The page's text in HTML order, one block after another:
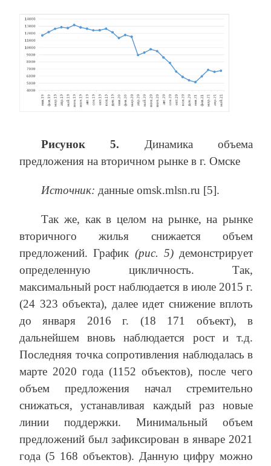
Рисунок 5. Динамика объема
предложения на вторичном рынке в г. Омске
Источник: данные omsk.mlsn.ru [5].
Так же, как в целом на рынке, на рынке
вторичного жилья снижается объем
предложений. График (рис. 5)демонстрирует
определенную цикличность. Так,
максимальный рост наблюдается в июле 2015 г.
(24 323 объекта), далее идет снижение вплоть
до января 2016 г. (18 171 объект), в
дальнейшем вновь наблюдается рост и т.д.
Последняя точка сопротивления наблюдалась в
марте 2020 года (1152 объектов), после чего
объем предложения начал стремительно
снижаться, устанавливая каждый раз новые
линии поддержки. Минимальный объем
предложений был зафиксирован в январе 2021
года (5 168 объектов). Данную цифру можно